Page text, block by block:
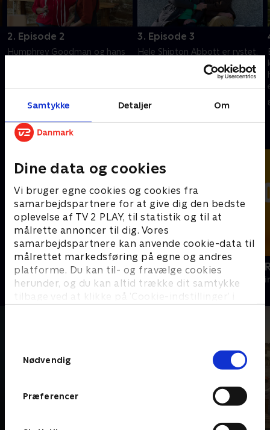
Samtykke Detaljer Om
Dine data og cookies
Vi bruger egne cookies og cookies fra
samarbejdspartnere for at give dig den bedste
oplevelse af TV 2 PLAY, til statistik og til at
målrette annoncer til dig. Vores
samarbejdspartnere kan anvende cookie-data til
målrettet markedsføring på egne og andres
platforme. Du kan til- og fravælge cookies
herunder, og du kan altid trække dit samtykke
tilbage ved at klikke på ’Cookie-indstillinger’ i
Nødvendig
Præferencer
2. Episode 2
Humphrey Goodman og hans
fortid.
8. maj 2023 • 57 min
3. Episode 3
Hele Shipton Abbott er rystet,
da et elsket maleri forsvinder i
et tilsyneladende umuligt
8. maj 2023 • 57 min
Andre så også
Mord på Mallorca
Krimi & Spænding • 2 sæsoner
Hudson og
Krimi &